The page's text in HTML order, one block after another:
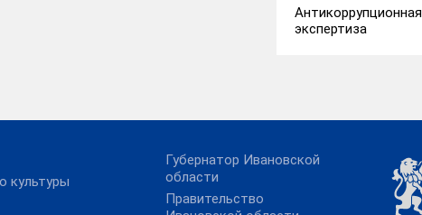
Антикоррупционная
экспертиза
культуры
Губернатор Ивановской
области
Правительство